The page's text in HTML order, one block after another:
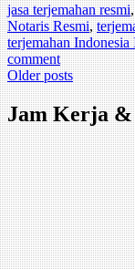
jasa terjemahan resmi
Notaris Resmi,
terjemahan Indonesia
comment
Posts
navigation
Older posts
Jam Kerja